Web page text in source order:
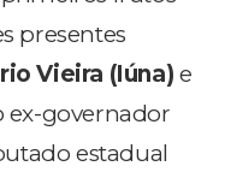
presentes
Vieira (Iúna) e
ex-governador
estadual